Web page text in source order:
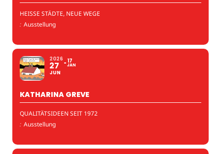
HEISSE STÄDTE, NEUE WEGE
: Ausstellung
2026
27
JUN
17
JAN
KATHARINA GREVE
QUALITÄTSIDEEN SEIT 1972
: Ausstellung